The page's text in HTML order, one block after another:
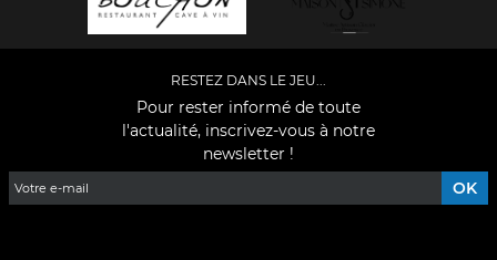
RESTEZ DANS LE JEU...
Pour rester informé de toute
l'actualité, inscrivez-vous à notre
newsletter !